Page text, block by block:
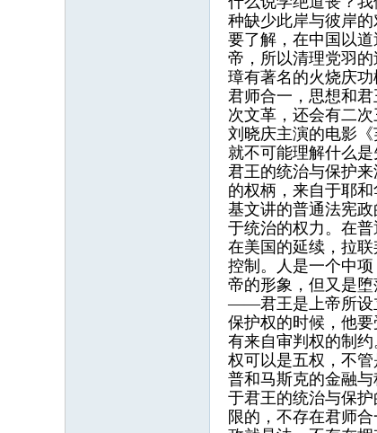
种缺少此岸与彼岸
要了解，在中国以
帝，所以清理党羽
璋有著名的火烧庆
君师合一，思想和
次文革，还会有二
刘晓庆主演的电影
就不可能理解什么
君王的统治与保护
的权柄，来自于耶
基文讲的普通法宪
于统治的权力。在
在美国的延续，拉
控制。人是一个中
帝的形象，但又是
——君王是上帝所设
保护权的时候，他
有来自审判权的制
权可以是五权，不
普和马斯克的金融
于君王的统治与保
限的，不存在君师